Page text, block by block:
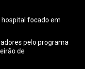
hospital focado em
pelo programa
de